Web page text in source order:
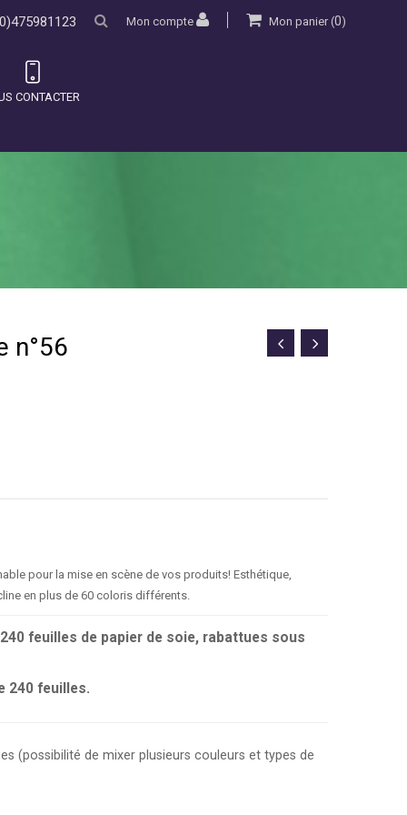
Mon panier(0)
Mon compte
CONTACTER
n°56
pour la mise en scène de vos produits! Esthétique,
en plus de 60 coloris différents.
feuilles de papier de soie, rabattues sous
240 feuilles.
(possibilité de mixer plusieurs couleurs et types de